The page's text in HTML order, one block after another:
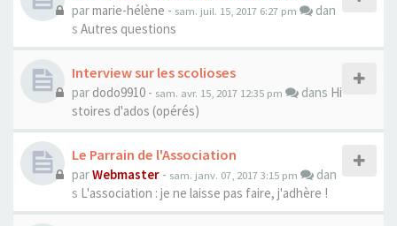
parmarie-hélène - sam. juil. 15, 2017 6:27 pm
dan
s Autres questions
Interview sur les scolioses
par dodo9910 - sam. avr. 15, 2017 12:35 pm dans Hi
stoires d'ados (opérés)
Le Parrain de l'Association
parWebmaster - sam. janv. 07, 2017 3:15 pm
dan
s L'association : je ne laisse pas faire, j'adhère !